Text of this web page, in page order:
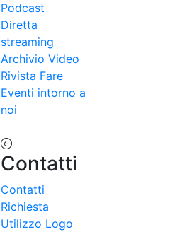
Podcast
Diretta
streaming
Archivio Video
Rivista Fare
Eventi intorno a
noi
Contatti
Contatti
Richiesta
Utilizzo Logo